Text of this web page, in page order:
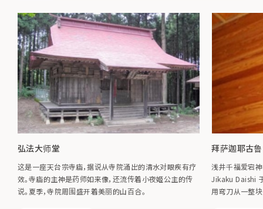
弘法大师堂
这是一座天台宗寺庙，据说从寺院涌出的清水对眼疾有疗
效。寺庙的主神是药师如来像，还流传着小夜姬公主的传
说。夏季，寺院周围盛开着美丽的山百合。
拜萨迦耶古
浅井千福爱宕
Jikaku Daishi
用弯刀从一整